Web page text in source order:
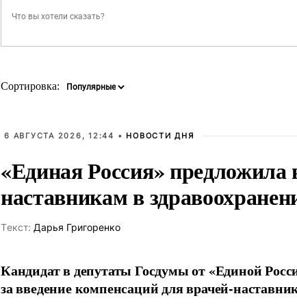
Сортировка:
6 АВГУСТА 2026, 12:44 • НОВОСТИ ДНЯ
«Единая Россия»
наставникам в
Tекст: Дарья Григоренко
Кандидат в депутаты Госдумы от «Единой
за введение компенсаций для врачей-